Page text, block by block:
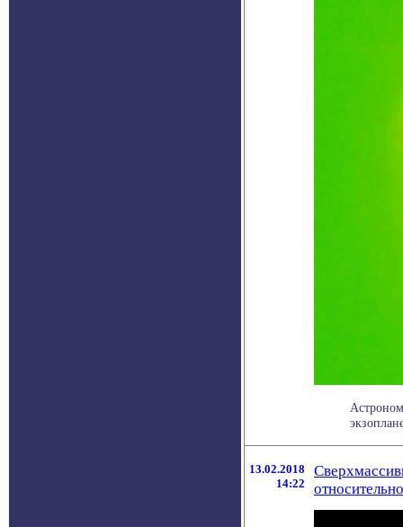
13.02.2018
14:22